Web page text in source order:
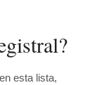
esta lista,